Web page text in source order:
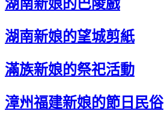
湖南新娘的巴陵戲
湖南新娘的望城剪紙
滿族新娘的祭祀活動
漳州福建新娘的節日民俗